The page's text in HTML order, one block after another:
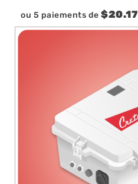
ou 5 paiements de $20.17